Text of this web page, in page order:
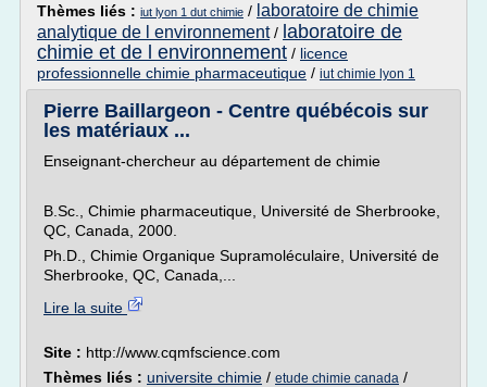
Thèmes liés : iut lyon 1 dut chimie / laboratoire de chimie
analytique de l environnement/ laboratoire de
chimie et de l environnement / licence
professionnelle chimie pharmaceutique / iut chimie lyon 1
Pierre Baillargeon - Centre québécois sur
les matériaux ...
Enseignant-chercheur au département de chimie
B.Sc., Chimie pharmaceutique, Université de Sherbrooke,
QC, Canada, 2000.
Ph.D., Chimie Organique Supramoléculaire, Université de
Sherbrooke, QC, Canada,...
Lire la suite
Site : http://www.cqmfscience.com
Thèmes liés : universite chimie / etude chimie canada /